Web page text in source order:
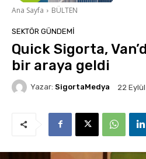
Ana Sayfa BÜLTEN
SEKTÖR GÜNDEMİ
Quick Sigorta,
bir araya geldi
Yazar: SigortaMedya 22